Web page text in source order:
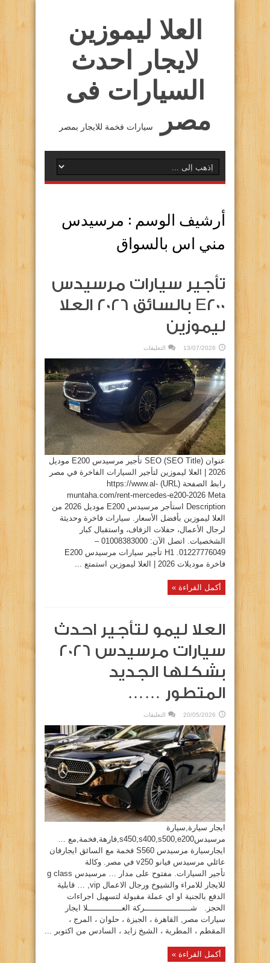
العلا ليموزين
لايجار احدث
السيارات فى
مصر
سيارات فخمة للايجار بمصر
أرشيف الوسم : مرسيدس
مني اس بالسواق
تأجير سيارات مرسيدس
E200 بالسائق 2026 العلا
ليموزين
13/07/2026 التعليقات
سيارات
مرسيدس
E200
بالسائق
2026
العلا
ليموزين
مغلقة
عنوان SEO (SEO Title) تأجير مرسيدس E200 موديل
2026 | العلا ليموزين لتأجير السيارات الفاخرة في مصر
رابط الصفحة (URL) https://www.al-
muntaha.com/rent-mercedes-e200-2026 Meta
Description استأجر مرسيدس E200 موديل 2026 من
العلا ليموزين بأفضل الأسعار. سيارات فاخرة وحديثة
لرجال الأعمال، حفلات الزفاف، واستقبال كبار
الشخصيات. اتصل الآن: 01008383000 –
01227776049. H1 تأجير سيارات مرسيدس E200
فاخرة موديلات 2026 | العلا ليموزين استمتع ...
أكمل القراءة »
العلا ليمو لتأجير احدث
سيارات مرسيدس 2026
بشكلها الجديد
المتطور ……
20/05/2026 التعليقات
ليمو
لتأجير
احدث
سيارات
مرسيدس
2026
بشكلها
الجديد
المتطور
……
ايجار سيارة,سيارة
مرسيدسs450,s400,s500,e200,فارهة,فخمة,مع …
ايجارسيارة مرسيدس S560 فخمة مع السائق ايجارفان
عائلي مرسيدس فيانو v250 في مصر. وكالة
تأجير السيارات. مفتوح على مدار … مرسيدس g class
للايجار للامراء والشيوخ ورجال الاعمال vip, … قابلية
الدفع بالجنية او اي عملة مقبولة لتسهيل اجراءات
الحجز. شـــــــــــــــــــركة العــــــــــــــلا ايجار
سيارات مصر, القاهرة ، الجيزة ، حلوان ، المرج ،
المقطم ، المطرية ، الشيخ زايد ، السادس من اكتوبر ...
أكمل القراءة »